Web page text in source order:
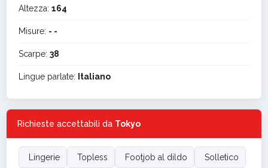
Altezza: 164
Misure: - -
Scarpe: 38
Lingue parlate: Italiano
Richieste accettabili da Tokyo
Lingerie Topless Footjob al dildo Solletico